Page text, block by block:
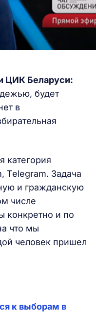
ЦИК Беларуси:
будет
в
категория
Telegram. Задача
и гражданскую
числе
конкретно и по
что мы
человек пришел
к выборам в